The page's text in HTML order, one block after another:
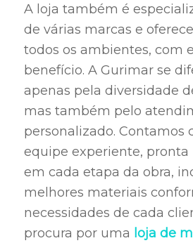
A loja também é
de várias marcas e
todos os ambientes, com
benefício. A Gurimar se
apenas pela diversidade
mas também pelo
personalizado. Contamos
equipe experiente, pronta
em cada etapa da obra,
melhores materiais
necessidades de cada
procura por uma loja de